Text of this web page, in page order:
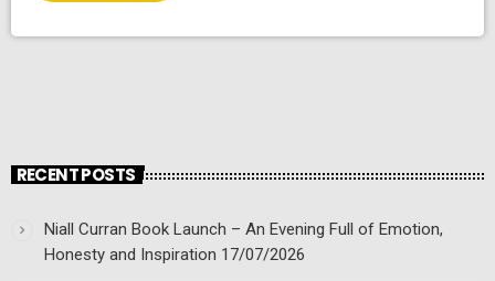
RECENT POSTS
Niall Curran Book Launch – An Evening Full of Emotion,
Honesty and Inspiration 17/07/2026